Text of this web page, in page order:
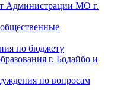
Администрации МО г.
по бюджету
г. Бодайбо и
по вопросам